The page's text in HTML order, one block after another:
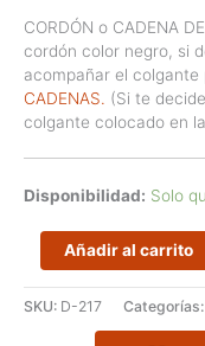
CORDÓN o CADENA
cordón color negro, si
acompañar el
CADENAS. (Si te
colgante colocado en
Disponibilidad: Solo
Rombos
alineados
mediano
Añadir al carrito
SKU: D-217 Categorías: